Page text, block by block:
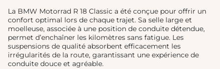
La BMW Motorrad R 18 Classic a été conçue pour offrir un
confort optimal lors de chaque trajet. Sa selle large et
moelleuse, associée à une position de conduite détendue,
permet d’enchaîner les kilomètres sans fatigue. Les
suspensions de qualité absorbent efficacement les
irrégularités de la route, garantissant une expérience de
conduite douce et agréable.